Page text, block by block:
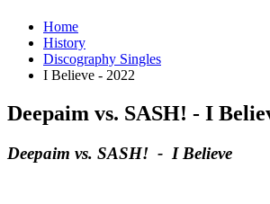
Home
History
Discography Singles
I Believe - 2022
Deepaim vs. SASH! - I
Deepaim vs. SASH! - I Believe